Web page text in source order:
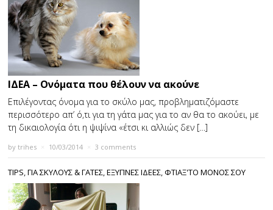
ΙΔΕΑ – Ονόματα που θέλουν να ακούνε
Επιλέγοντας όνομα για το σκύλο μας, προβληματιζόμαστε
περισσότερο απ’ ό,τι για τη γάτα μας για το αν θα το ακούει, με
τη δικαιολογία ότι η ψιψίνα «έτσι κι αλλιώς δεν […]
bytrihes 10/03/2014 3 comments
TIPS,ΓΙΑ ΣΚΥΛΟΥΣ & ΓΑΤΕΣ,ΕΞΥΠΝΕΣ ΙΔΕΕΣ,ΦΤΙΑΞ'ΤΟ ΜΟΝΟΣ ΣΟΥ